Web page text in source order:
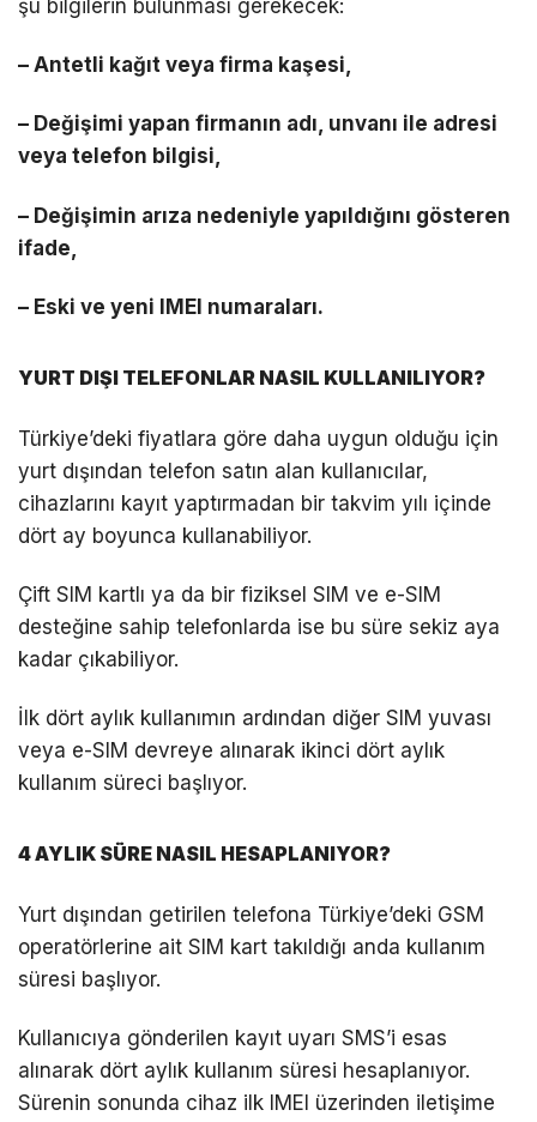
şu bilgilerin bulunması gerekecek:
– Antetli kağıt veya firma kaşesi,
– Değişimi yapan firmanın adı, unvanı ile adresi
veya telefon bilgisi,
– Değişimin arıza nedeniyle yapıldığını gösteren
ifade,
– Eski ve yeni IMEI numaraları.
YURT DIŞI TELEFONLAR NASIL KULLANILIYOR?
Türkiye’deki fiyatlara göre daha uygun olduğu için
yurt dışından telefon satın alan kullanıcılar,
cihazlarını kayıt yaptırmadan bir takvim yılı içinde
dört ay boyunca kullanabiliyor.
Çift SIM kartlı ya da bir fiziksel SIM ve e-SIM
desteğine sahip telefonlarda ise bu süre sekiz aya
kadar çıkabiliyor.
İlk dört aylık kullanımın ardından diğer SIM yuvası
veya e-SIM devreye alınarak ikinci dört aylık
kullanım süreci başlıyor.
4 AYLIK SÜRE NASIL HESAPLANIYOR?
Yurt dışından getirilen telefona Türkiye’deki GSM
operatörlerine ait SIM kart takıldığı anda kullanım
süresi başlıyor.
Kullanıcıya gönderilen kayıt uyarı SMS’i esas
alınarak dört aylık kullanım süresi hesaplanıyor.
Sürenin sonunda cihaz ilk IMEI üzerinden iletişime